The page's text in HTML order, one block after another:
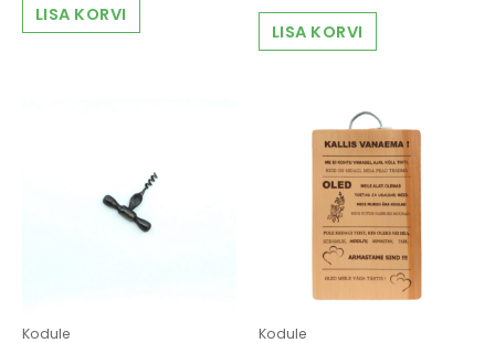
LISA KORVI
LISA KORVI
Kodule Kodule